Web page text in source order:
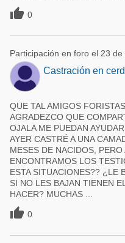
 0
Participación en foro el 23 de
Castración en
QUE TAL AMIGOS
AGRADEZCO QUE
OJALA ME PUEDAN
AYER CASTRÉ A UNA
MESES DE NACIDOS,
ENCONTRAMOS LOS
ESTA SITUACIONES?? ¿LE
SI NO LES BAJAN TIENEN
HACER? MUCHAS ...
 0